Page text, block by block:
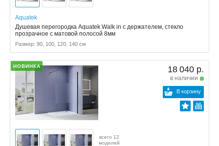
Aquatek
Душевая перегородка Aquatek Walk in с держателем, стекло
прозрачное с матовой полосой 8мм
Размер: 90, 100, 120, 140 см
НОВИНКА 18 040 р.
в наличии
В корзину
всего 12
моделей